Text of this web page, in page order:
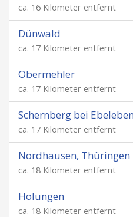
ca. 16 Kilometer entfernt
Dünwald
ca. 17 Kilometer entfernt
Obermehler
ca. 17 Kilometer entfernt
Schernberg bei Ebeleben
ca. 17 Kilometer entfernt
Nordhausen, Thüringen
ca. 18 Kilometer entfernt
Holungen
ca. 18 Kilometer entfernt